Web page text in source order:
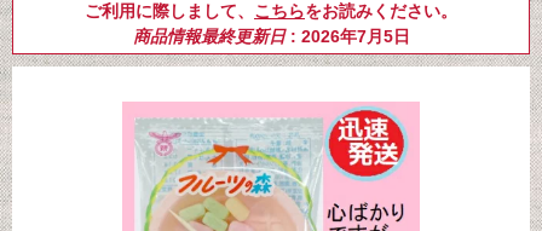
ご利用に際しまして、 こちらをお読みください。
商品情報最終更新日: 2026年7月5日